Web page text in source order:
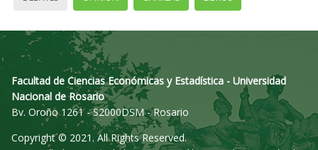
Facultad de Ciencias Económicas y Estadística - Universidad
Nacional de Rosario
Bv. Oroño 1261 - S2000DSM - Rosario
Copyright © 2021. All Rights Reserved.